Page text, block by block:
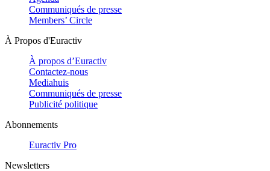
Communiqués de presse
Members’ Circle
À Propos d'Euractiv
À propos d’Euractiv
Contactez-nous
Mediahuis
Communiqués de presse
Publicité politique
Abonnements
Euractiv Pro
Newsletters